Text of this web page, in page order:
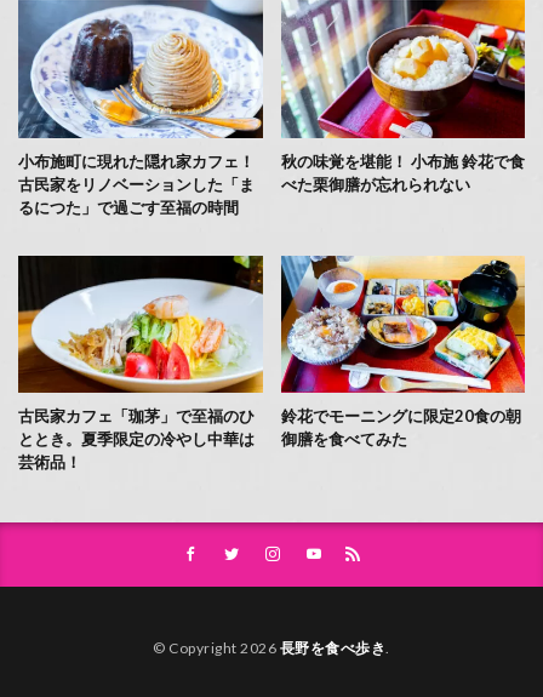
小布施町に現れた隠れ家カフェ！
古民家をリノベーションした「ま
るにつた」で過ごす至福の時間
秋の味覚を堪能！ 小布施 鈴花で食
べた栗御膳が忘れられない
古民家カフェ「珈茅」で至福のひ
ととき。夏季限定の冷やし中華は
芸術品！
鈴花でモーニングに限定20食の朝
御膳を食べてみた
© Copyright 2026 長野を食べ歩き.